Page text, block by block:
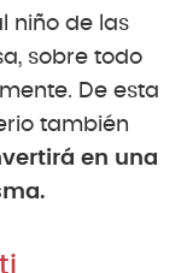
niño de las
sobre todo
De esta
también
en una